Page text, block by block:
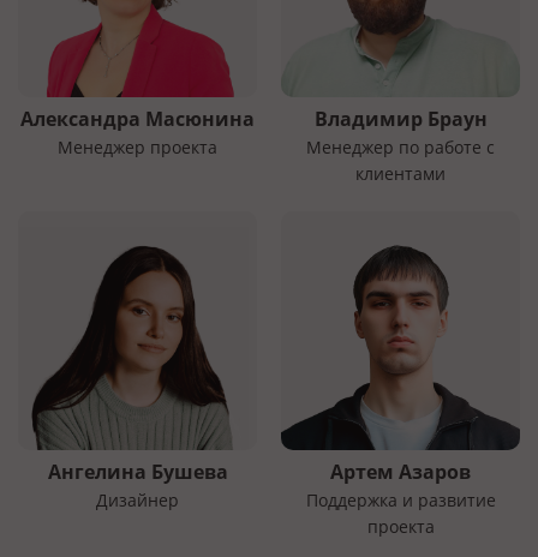
Александра Масюнина
Менеджер проекта
Владимир Браун
Менеджер по работе с
клиентами
Ангелина Бушева
Дизайнер
Артем Азаров
Поддержка и развитие
проекта